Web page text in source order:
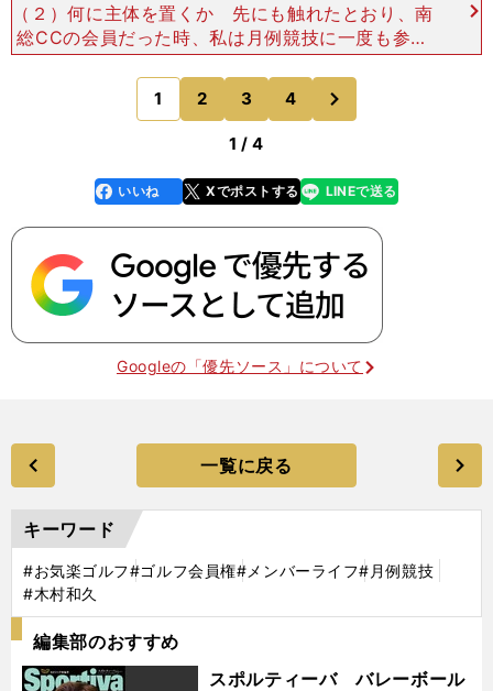
（２）何に主体を置くか 先にも触れたとおり、南
総CCの会員だった時、私は月例競技に一度も参加
しないまま、メンバーをやめてしまいました。親会
社が経営難にあって、会員権が「紙くずになる」と
言われたので、泣
1 2 3 4
のページへ
1 / 4
faceboo
k
いいね Xでポストする
line LINEで送る
Googleの「優先ソース」について
一覧に戻る
キーワード
#お気楽ゴルフ#ゴルフ会員権#メンバーライフ#月例競技
#木村和久
編集部のおすすめ
スポルティーバ バレーボール